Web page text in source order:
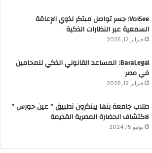
VoiSee: جسر تواصل مبتكر لذوي الإعاقة
السمعية عبر النظارات الذكية
فبراير 12, 2025
BaraLegal: المساعد القانوني الذكي للمحامين
في مصر
فبراير 12, 2025
طلاب جامعة بنها يبتكرون تطبيق ” عين حورس ”
لاكتشاف الحضارة المصرية القديمة
يوليو 15, 2024